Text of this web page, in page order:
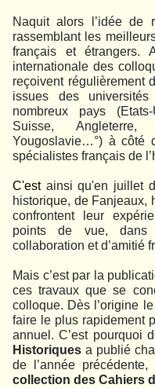
Naquit alors l’idée de
rassemblant les
français et étrangers.
internationale des
reçoivent régulièrement
issues des
nombreux pays
Suisse,
Yougoslavie…°) à côté
spécialistes français de
C'estainsi qu'en juillet
historique, de Fanjeaux,
confrontent leur
points de vue, dans
collaboration et d’amitié
Mais c’est par la
ces travaux que se
colloque. Dès l’origine
faire le plus rapidement
annuel. C’est pourquoi
Historiques a publié
de l’année
collection des Cahiers